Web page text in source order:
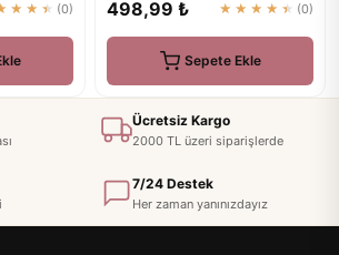
(0) 498,99 ₺ ★★★★★ (0)
Sepete Ekle
Ücretsiz Kargo
2000 TL üzeri siparişlerde
7/24 Destek
Her zaman yanınızdayız